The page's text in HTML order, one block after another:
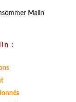
: